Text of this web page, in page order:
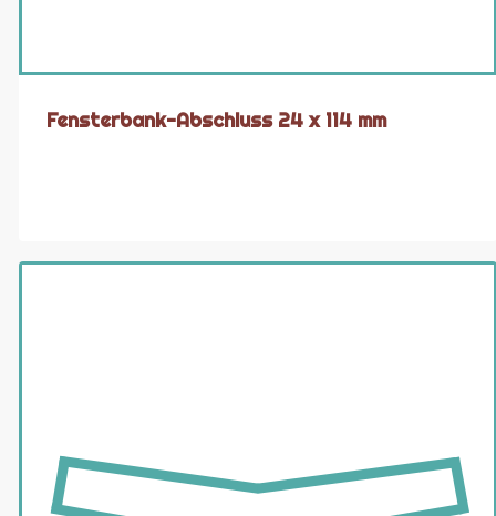
Fensterbank-Abschluss 24 x 114 mm